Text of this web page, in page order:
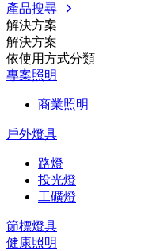
產品搜尋
解決方案
解決方案
依使⽤⽅式分類
專案照明
商業照明
戶外燈具
路燈
投光燈
工礦燈
節標燈具
健康照明